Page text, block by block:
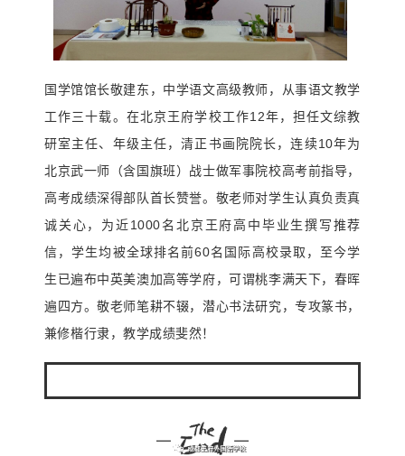
国学馆馆长敬建东，中学语文高级教师，从事语文教学
工作三十载。在北京王府学校工作12年，担任文综教
研室主任、年级主任，清正书画院院长，连续10年为
北京武一师（含国旗班）战士做军事院校高考前指导，
高考成绩深得部队首长赞誉。敬老师对学生认真负责真
诚关心，为近1000名北京王府高中毕业生撰写推荐
信，学生均被全球排名前60名国际高校录取，至今学
生已遍布中英美澳加高等学府，可谓桃李满天下，春晖
遍四方。敬老师笔耕不辍，潜心书法研究，专攻篆书，
兼修楷行隶，教学成绩斐然！